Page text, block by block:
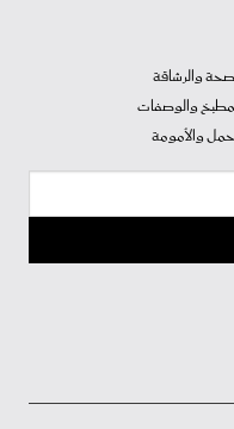
والرشاقة
والوصفات
والأمومة